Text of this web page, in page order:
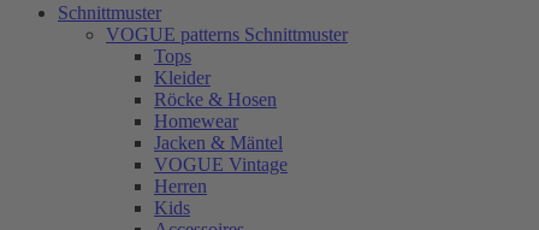
Schnittmuster
VOGUE patterns Schnittmuster
Tops
Kleider
Röcke & Hosen
Homewear
Jacken & Mäntel
VOGUE Vintage
Herren
Kids